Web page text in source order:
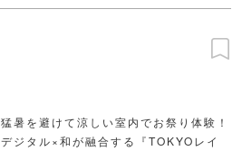
猛暑を避けて涼しい室内でお祭り体験！
デジタル×和が融合する『TOKYOレイ